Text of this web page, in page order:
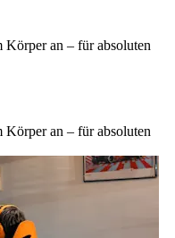
Körper an – für absoluten
Körper an – für absoluten